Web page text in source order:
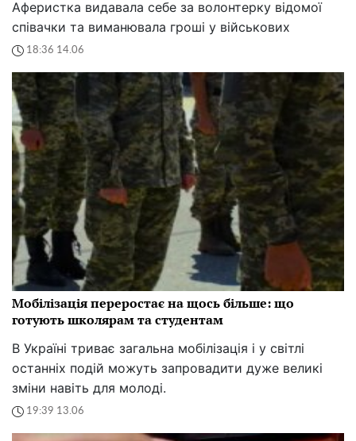
Аферистка видавала себе за волонтерку відомої
співачки та виманювала гроші у військових
18:36 14.06
Мобілізація переростає на щось більше: що
готують школярам та студентам
В Україні триває загальна мобілізація і у світлі
останніх подій можуть запровадити дуже великі
зміни навіть для молоді.
19:39 13.06